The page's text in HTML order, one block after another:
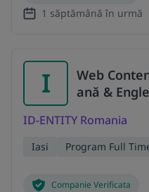
1 săptămână în urmă
I
Web
ană &
ID-ENTITY Romania
Iasi Program Full
Companie Verificata